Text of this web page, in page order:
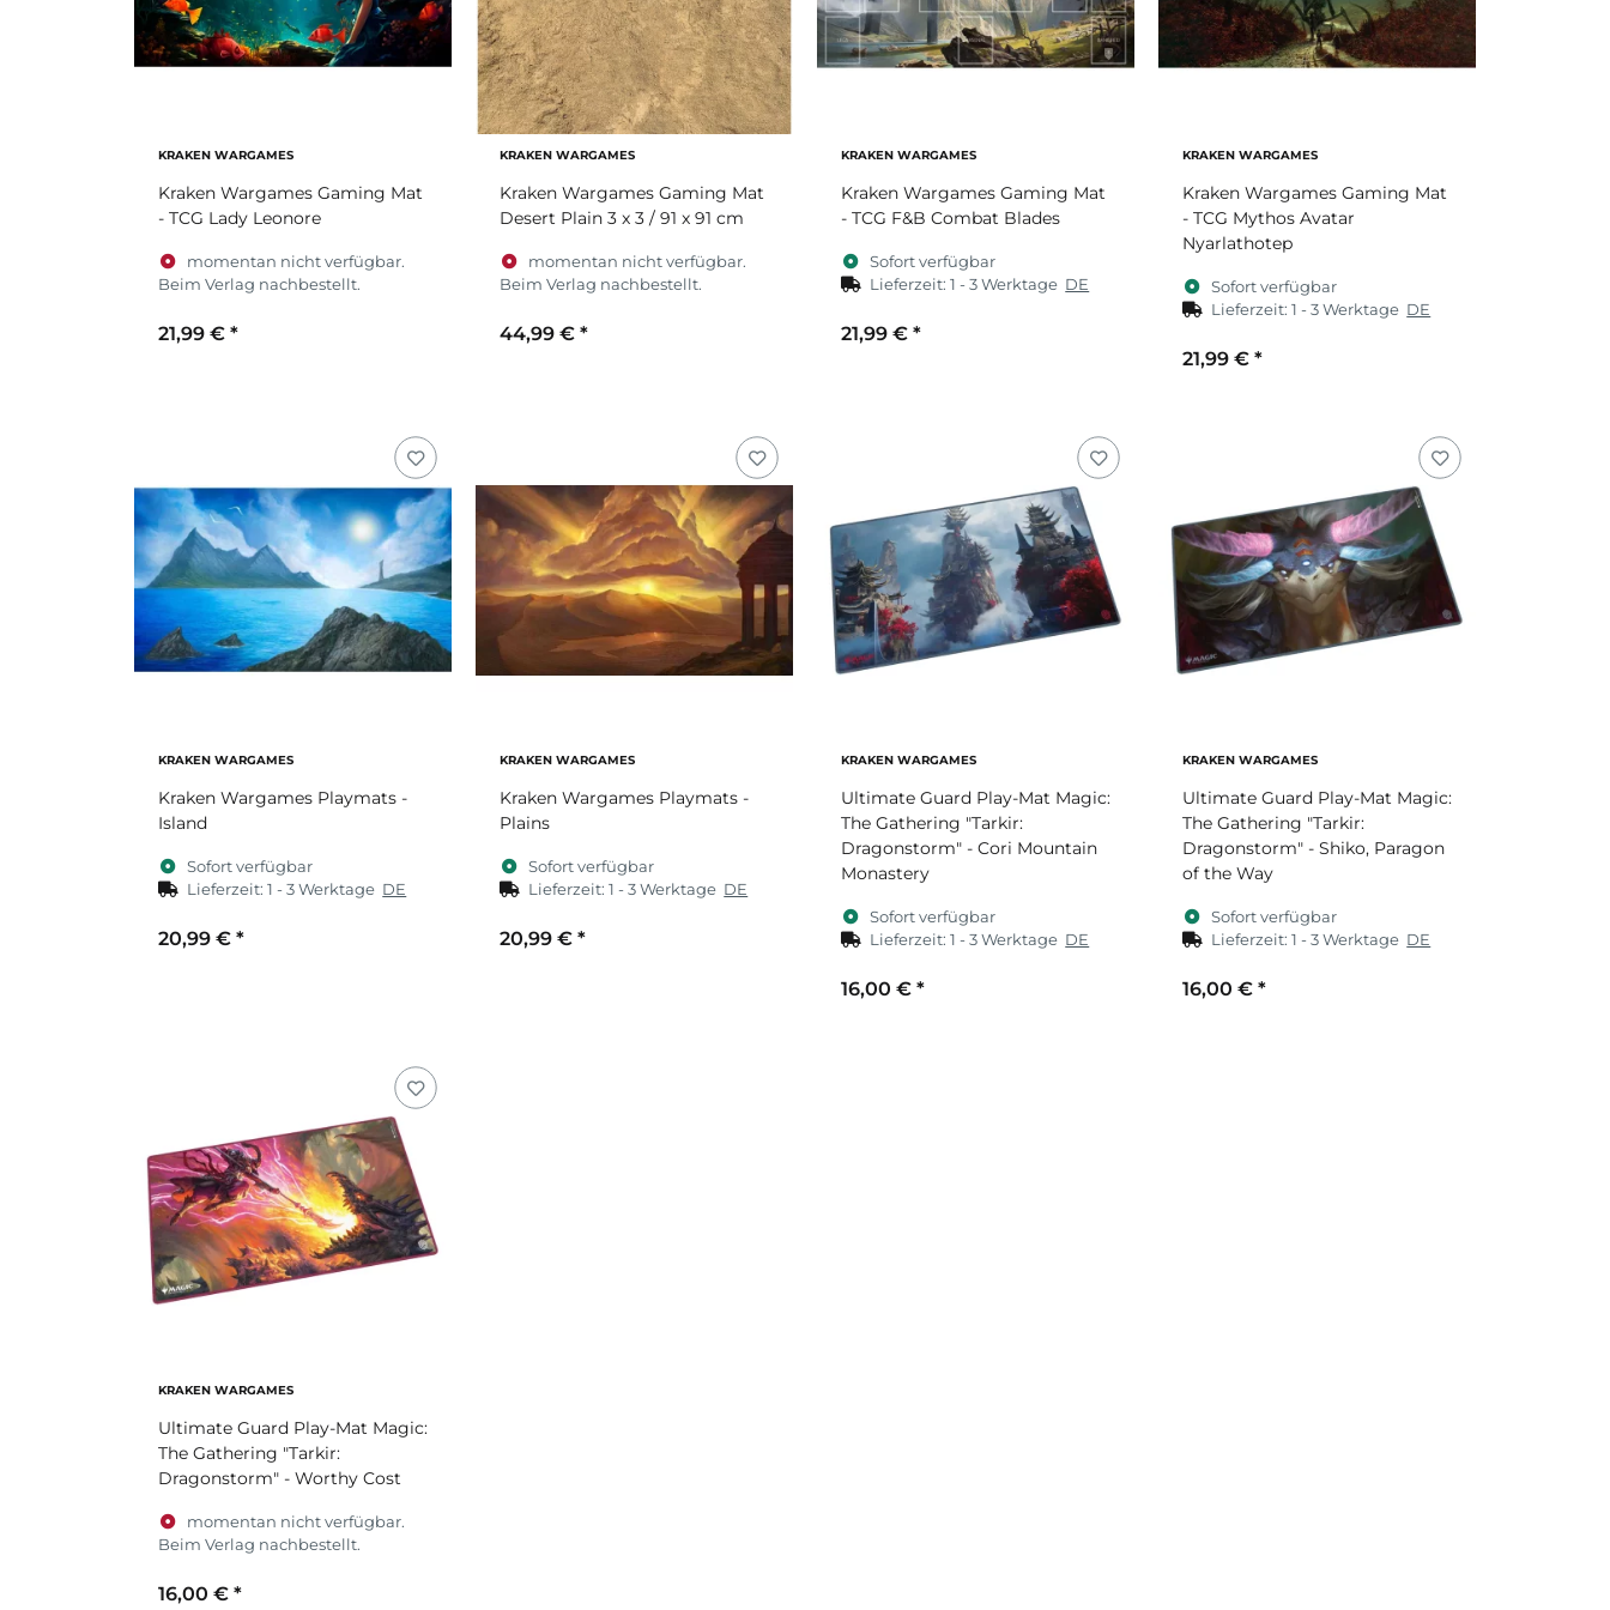
KRAKEN WARGAMES
Kraken Wargames Gaming Mat
- TCG Lady Leonore
momentan nicht verfügbar.
Beim Verlag nachbestellt.
21,99 € *
KRAKEN WARGAMES
Kraken Wargames Gaming Mat
Desert Plain 3 x 3 / 91 x 91 cm
momentan nicht verfügbar.
Beim Verlag nachbestellt.
44,99 € *
KRAKEN WARGAMES
Kraken Wargames Gaming Mat
- TCG F&B Combat Blades
Sofort verfügbar
Lieferzeit:1 - 3 Werktage DE
21,99 € *
KRAKEN WARGAMES
Kraken Wargames Gaming Mat
- TCG Mythos Avatar
Nyarlathotep
Sofort verfügbar
Lieferzeit:1 - 3 Werktage DE
21,99 € *
KRAKEN WARGAMES
Kraken Wargames Playmats -
Island
Sofort verfügbar
Lieferzeit:1 - 3 Werktage DE
20,99 € *
KRAKEN WARGAMES
Kraken Wargames Playmats -
Plains
Sofort verfügbar
Lieferzeit:1 - 3 Werktage DE
20,99 € *
KRAKEN WARGAMES
Ultimate Guard Play-Mat Magic:
The Gathering "Tarkir:
Dragonstorm" - Cori Mountain
Monastery
Sofort verfügbar
Lieferzeit:1 - 3 Werktage DE
16,00 € *
KRAKEN WARGAMES
Ultimate Guard Play-Mat Magic:
The Gathering "Tarkir:
Dragonstorm" - Shiko, Paragon
of the Way
Sofort verfügbar
Lieferzeit:1 - 3 Werktage DE
16,00 € *
KRAKEN WARGAMES
Ultimate Guard Play-Mat Magic:
The Gathering "Tarkir:
Dragonstorm" - Worthy Cost
momentan nicht verfügbar.
Beim Verlag nachbestellt.
16,00 € *